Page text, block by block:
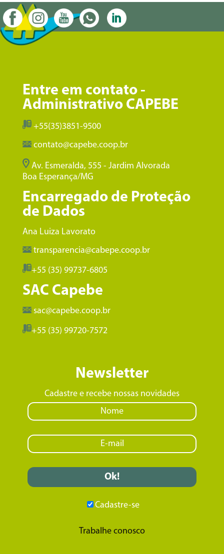
Entre em contato -
Administrativo CAPEBE
+55(35)3851-9500
contato@capebe.coop.br
Av. Esmeralda, 555 - Jardim Alvorada
Boa Esperança/MG
Encarregado de Proteção
de Dados
Ana Luiza Lavorato
transparencia@cabepe.coop.br
+55 (35) 99737-6805
SAC Capebe
sac@capebe.coop.br
+55 (35) 99720-7572
Newsletter
Cadastre e recebe nossas novidades
Cadastre-se
Trabalhe conosco